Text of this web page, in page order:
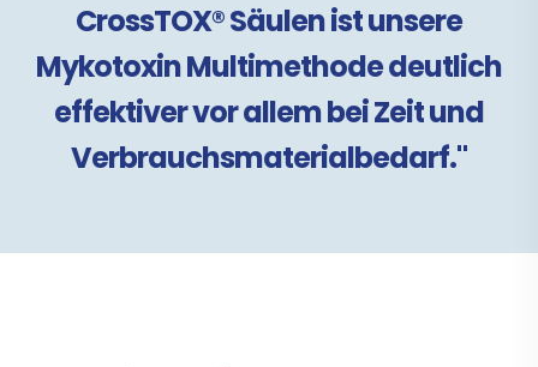
CrossTOX® Säulen ist unsere
Mykotoxin Multimethode deutlich
effektiver vor allem bei Zeit und
Verbrauchsmaterialbedarf."